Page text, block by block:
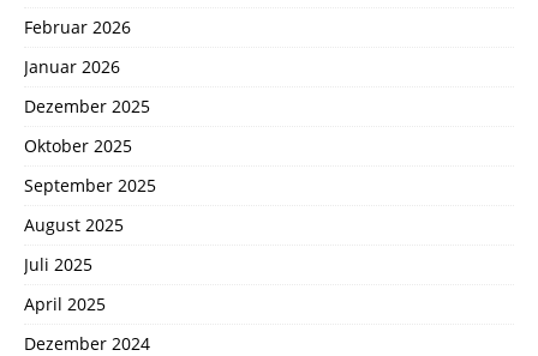
Februar 2026
Januar 2026
Dezember 2025
Oktober 2025
September 2025
August 2025
Juli 2025
April 2025
Dezember 2024